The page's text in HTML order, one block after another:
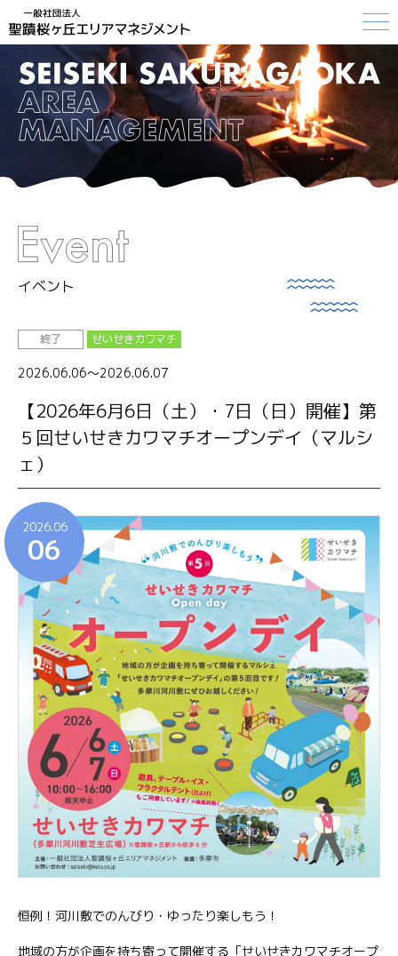
イベント
終了 せいせきカワマチ
2026.06.06〜2026.06.07
【2026年6月6日（土）・7日（日）開催】第
５回せいせきカワマチオープンデイ（マルシ
ェ）
2026.06
06
恒例！河川敷でのんびり・ゆったり楽しもう！
地域の方が企画を持ち寄って開催する「せいせきカワマチオープ